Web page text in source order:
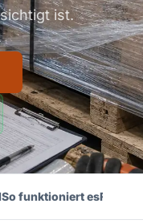
ist.
So funktioniert esFAQ